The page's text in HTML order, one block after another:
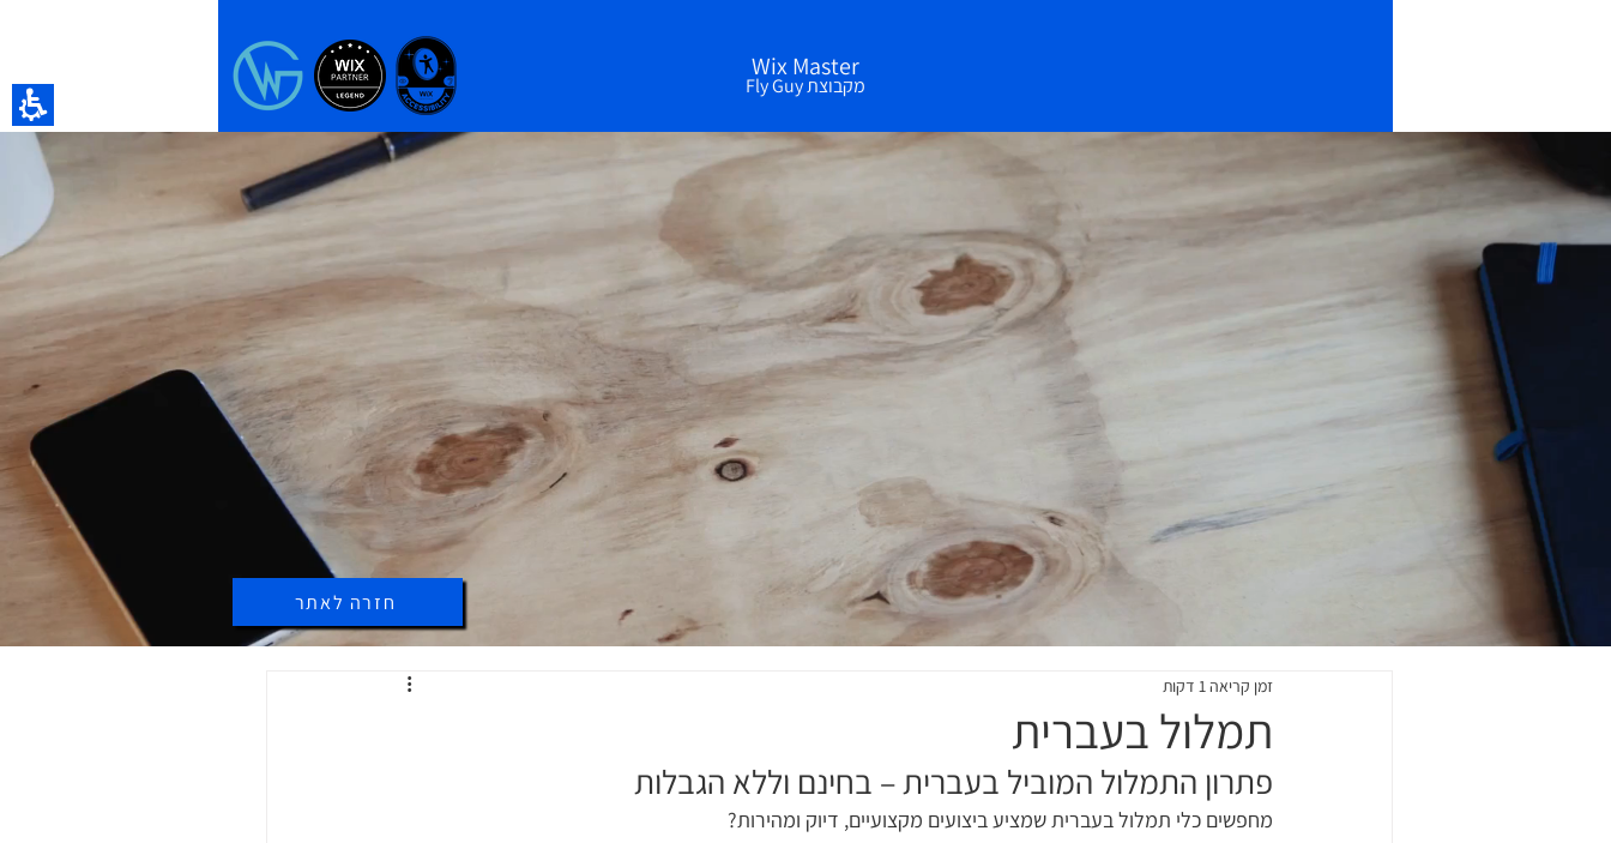
Wix Master
מקבוצת Fly Guy
חזרה לאתר
תמלול בעברית
זמן קריאה 1 דקות
פתרון התמלול המוביל בעברית – בחינם וללא הגבלות
מחפשים כלי תמלול בעברית שמציע ביצועים מקצועיים, דיוק ומהירות?